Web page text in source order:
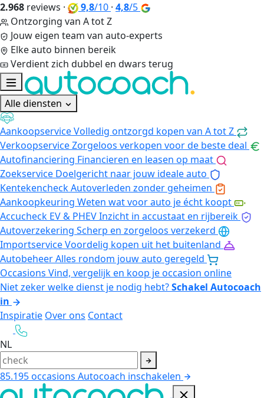
2.968 reviews · 9,8/10 · 4,8/5
Ontzorging van A tot Z
Jouw eigen team van auto-experts
Elke auto binnen bereik
Verdient zich dubbel en dwars terug
Alle diensten
AankoopserviceVolledig ontzorgd kopen van A tot Z
VerkoopserviceZorgeloos verkopen voor de beste deal
Autofinanciering Financieren en leasen op maat
Zoekservice Doelgericht naar jouw ideale auto
KentekencheckAutoverleden zonder geheimen
Aankoopkeuring Weten wat voor auto je écht koopt
Accucheck EV & PHEVInzicht in accustaat en rijbereik
Autoverzekering Scherp en zorgeloos verzekerd
ImportserviceVoordelig kopen uit het buitenland
AutobeheerAlles rondom jouw auto geregeld
Occasions Vind, vergelijk en koop je occasion online
Niet zeker welke dienst je nodig hebt?Schakel Autocoach
in
Inspiratie Over ons Contact
NL
85.195occasions Autocoach inschakelen